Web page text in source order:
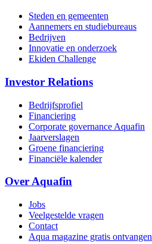
Steden en gemeenten
Aannemers en studiebureaus
Bedrijven
Innovatie en onderzoek
Ekiden Challenge
Investor Relations
Bedrijfsprofiel
Financiering
Corporate governance Aquafin
Jaarverslagen
Groene financiering
Financiële kalender
Over Aquafin
Jobs
Veelgestelde vragen
Contact
Aqua magazine gratis ontvangen